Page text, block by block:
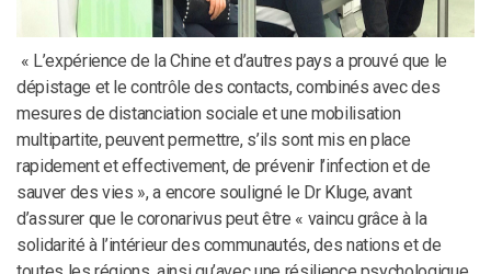
« L’expérience de la Chine et d’autres pays a prouvé que le
dépistage et le contrôle des contacts, combinés avec des
mesures de distanciation sociale et une mobilisation
multipartite, peuvent permettre, s’ils sont mis en place
rapidement et effectivement, de prévenir l’infection et de
sauver des vies », a encore souligné le Dr Kluge, avant
d’assurer que le coronarivus peut être « vaincu grâce à la
solidarité à l’intérieur des communautés, des nations et de